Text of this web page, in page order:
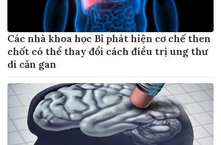
Các nhà khoa học Bỉ phát hiện cơ chế then
chốt có thể thay đổi cách điều trị ung thư
di căn gan